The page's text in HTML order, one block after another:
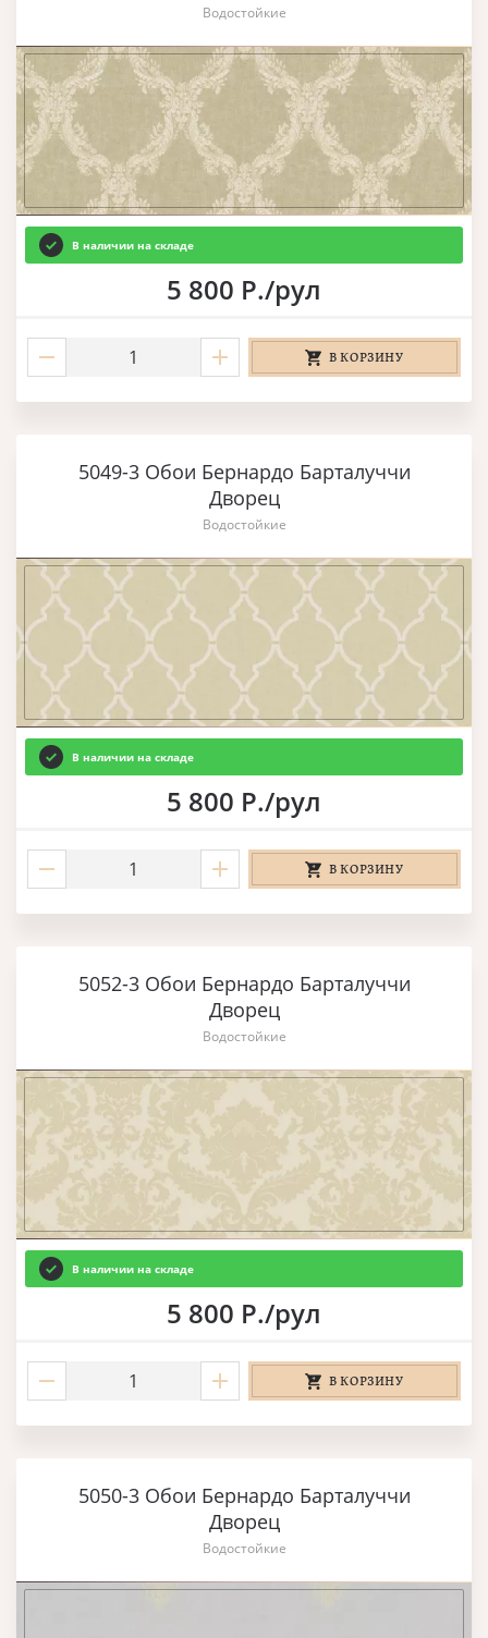
Водостойкие
В наличии на складе
5 800 Р./рул
В КОРЗИНУ
5049-3 Обои Бернардо Барталуччи
Дворец
Водостойкие
В наличии на складе
5 800 Р./рул
В КОРЗИНУ
5052-3 Обои Бернардо Барталуччи
Дворец
Водостойкие
В наличии на складе
5 800 Р./рул
В КОРЗИНУ
5050-3 Обои Бернардо Барталуччи
Дворец
Водостойкие